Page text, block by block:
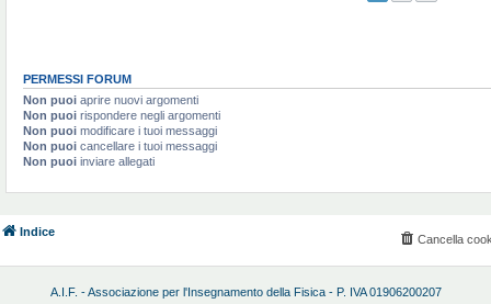
PERMESSI FORUM
Non puoi aprire nuovi argomenti
Non puoi rispondere negli argomenti
Non puoi modificare i tuoi messaggi
Non puoi cancellare i tuoi messaggi
Non puoi inviare allegati
Indice
Cancella
A.I.F. - Associazione per l'Insegnamento della Fisica - P. IVA 01906200207